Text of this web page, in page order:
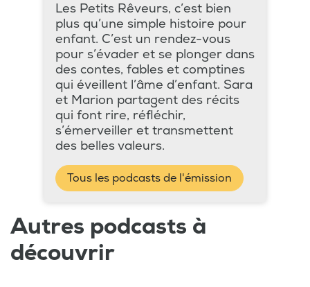
Les Petits Rêveurs, c’est bien
plus qu’une simple histoire pour
enfant. C’est un rendez-vous
pour s’évader et se plonger dans
des contes, fables et comptines
qui éveillent l’âme d’enfant. Sara
et Marion partagent des récits
qui font rire, réfléchir,
s’émerveiller et transmettent
des belles valeurs.
Tous les podcasts de l'émission
Autres podcasts à
découvrir